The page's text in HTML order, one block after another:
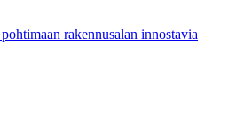
rakennusalan innostavia